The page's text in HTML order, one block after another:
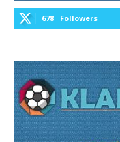
678 Followers